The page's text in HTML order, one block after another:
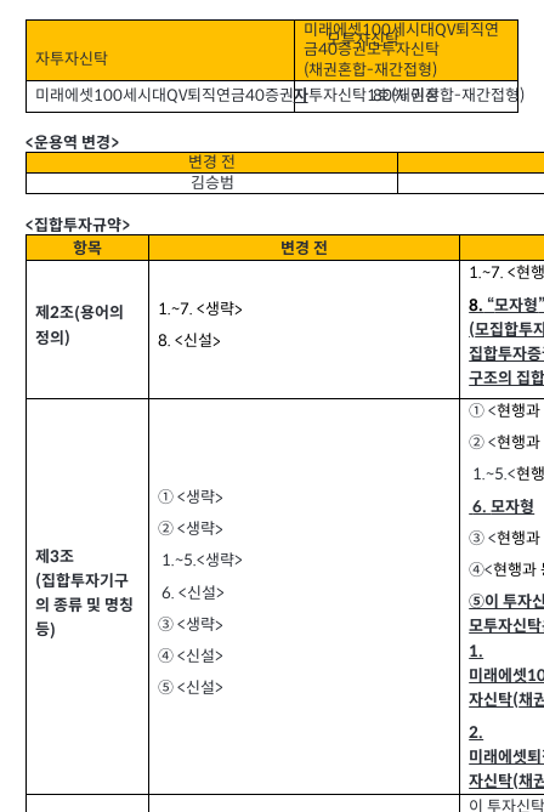
모투자신탁
자투자신탁
미래에셋100세시대QV퇴직연
금40증권모투자신탁
(채권혼합-재간접형)
미래에셋100세시대QV퇴직연금40증권자투자신탁1호(채권혼합-재간접형)
80%이상
<운용역 변경>
변경 전
김승범
<집합투자규약>
항목
변경 전
제2조(용어의
정의 )
1.~7. <생략>
8. <신설>
1.~7. <현
8. “모자형
(모집합투
집합투자
구조의 집
제3조
(집합투자기구
의 종류 및 명칭
등)
① <생략>
② <생략>
1.~5.<생략>
6. <신설>
③ <생략>
④<신설>
⑤<신설>
① <현행과
② <현행과
1.~5.<현
6.모자형
③ <현행과
④<현행과
⑤이 투자
모투자신
1.
미래에셋
자신탁(채
2.
미래에셋
자신탁(채
이 투자신